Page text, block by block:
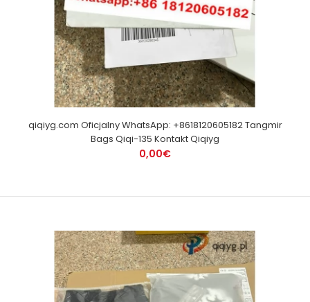
qiqiyg.com Oficjalny WhatsApp: +8618120605182 Tangmir
Bags Qiqi-135 Kontakt Qiqiyg
0,00€